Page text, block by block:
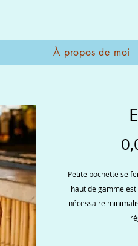
À propos de moi
Petite pochette se
haut de gamme
nécessaire